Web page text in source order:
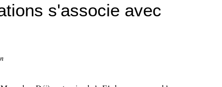
s'associe avec